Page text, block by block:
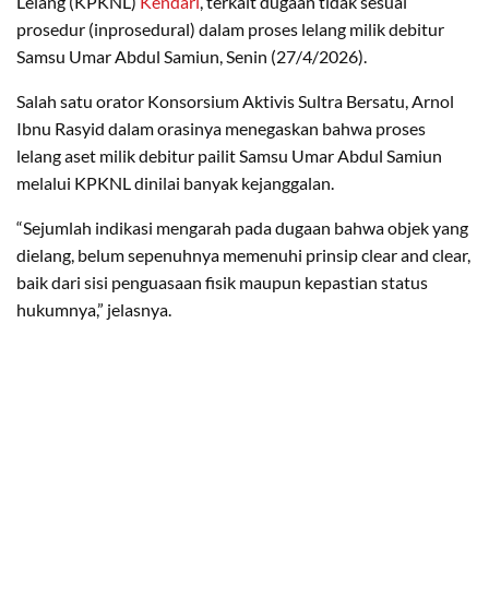
prosedur (inprosedural) dalam proses lelang milik debitur
Samsu Umar Abdul Samiun, Senin (27/4/2026).
Salah satu orator Konsorsium Aktivis Sultra Bersatu, Arnol
Ibnu Rasyid dalam orasinya menegaskan bahwa proses
lelang aset milik debitur pailit Samsu Umar Abdul Samiun
melalui KPKNL dinilai banyak kejanggalan.
“Sejumlah indikasi mengarah pada dugaan bahwa objek yang
dielang, belum sepenuhnya memenuhi prinsip clear and clear,
baik dari sisi penguasaan fisik maupun kepastian status
hukumnya,” jelasnya.